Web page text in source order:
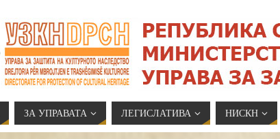
ЗА УПРАВАТА ЛЕГИСЛАТИВА НИСКН